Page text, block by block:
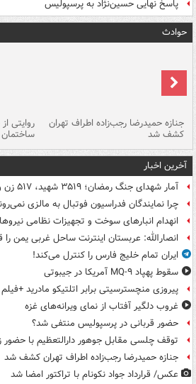
پاسخ نهایی حسین‌نژاد به پرسپولیس
حوادث
جنازه حمیدرضا رجب‌زاده اطراف تهران
کشف شد
روایتی
آخرین اخبار
آمار شهدای جنگ رمضان؛ ۳۵۱۹ شهید، ۵۱۷ زن و ۲۷۰ دانش‌آموز
چرا نمایندگان فدراسیون فوتبال به مالزی
انهدام انبارهای سوخت و تجهیزات نظامی
انصارالله: عربستان اینترنت ساحل غربی یمن را
ایران تمام خلیج فارس را کنترل می‌کند!
سقوط پهپاد MQ-۹ آمریکا در جیبوتی
پیروزی منچسترسیتی برابر اتلتیکو مادرید +فیلم
غروب دلگیر آفتاب از نمای ویرانه‌های غزه
حضور قربانی در پرسپولیس منتفی شد؟
توقف چلسی مقابل جوهور دارالتعظیم با حضور
جنازه حمیدرضا رجب‌زاده اطراف تهران کشف شد
عکس/ قرارداد جواد نکونام با تراکتور امضا شد